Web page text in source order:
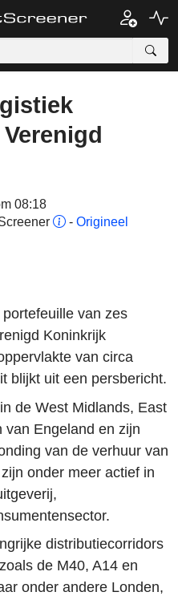
08:18
- Origineel
van zes
Koninkrijk
van circa
blijkt uit een persbericht.
de West Midlands, East
van Engeland en zijn
van de verhuur van
onder meer actief in
distributiecorridors
de M40, A14 en
onder andere Londen,